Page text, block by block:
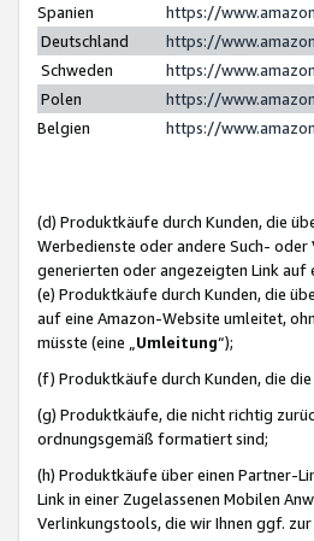
Spanien
https://
Deutschland
https://
Schweden
https://
Polen
https://
Belgien
https://
(d) Produktkäufe durch Kunden, die
Werbedienste oder andere Such- oder
generierten oder angezeigten Link
(e) Produktkäufe durch Kunden, die
auf eine Amazon-Website umleitet,
müsste (eine „ Umleitung“);
(f) Produktkäufe durch Kunden, die
(g) Produktkäufe, die nicht richtig
ordnungsgemäß formatiert sind;
(h) Produktkäufe über einen Partner-
Link in einer Zugelassenen Mobilen
Verlinkungstools, die wir Ihnen ggf.